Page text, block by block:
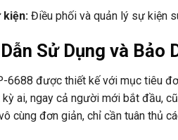
kiện: Điều phối và quản lý sự kiện
Sử Dụng và Bảo
6688 được thiết kế với mục tiêu
ai, ngay cả người mới bắt đầu,
cùng đơn giản, chỉ cần tuân thủ